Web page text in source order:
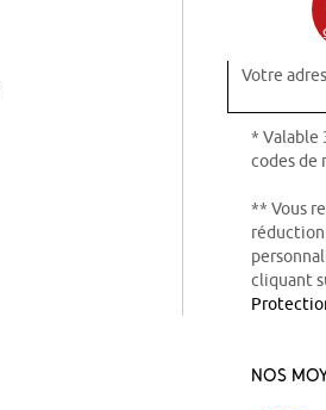
Votre
* Valable
codes de
** Vous
réduction
cliquant
Nos